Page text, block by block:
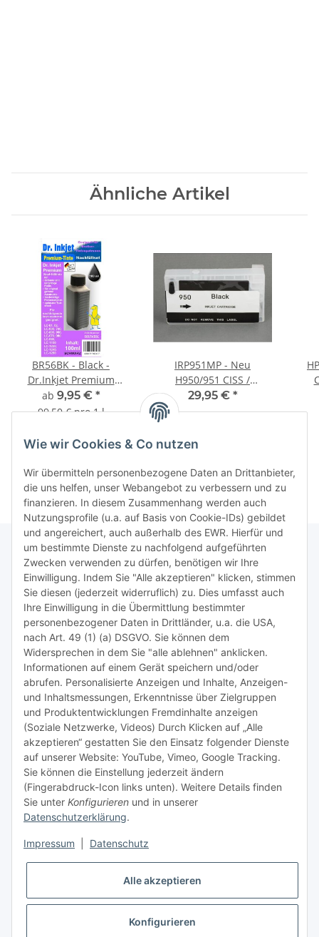
Ähnliche Artikel
BR56BK - Black -
Dr.Inkjet Premium
Druckertinte /
Nachfülltinte für Brother
LC-1280 bis LC-01
ab 9,95 € *
99,50 € pro 1 l
erhältlich.
IRP951MP - Neu
H950/951 CISS /
Easyrefillpatronen Set -
ohne Chips! Es werden
benötigt!
29,95 € *
TiDis Lizenzsystem
Meist besuchte Seiten:
Tipps & Tricks rund um Sublimation
TiDis Videos auf Youtube
Nachfüllpreise für Druckerpatronen
Refillservice Patronen verpacken
TiDis Druckerwerkstatt
TiDis PC & Notebookwerkstatt
TiDis eScooter Werkstatt
GIC (German Ink Company)
Der Refiller (Infoportal)
Wie wir Cookies & Co nutzen
Wir übermitteln personenbezogene Daten an Drittanbieter,
die uns helfen, unser Webangebot zu verbessern und zu
finanzieren. In diesem Zusammenhang werden auch
Nutzungsprofile (u.a. auf Basis von Cookie-IDs) gebildet
und angereichert, auch außerhalb des EWR. Hierfür und
um bestimmte Dienste zu nachfolgend aufgeführten
Zwecken verwenden zu dürfen, benötigen wir Ihre
Einwilligung. Indem Sie "Alle akzeptieren" klicken, stimmen
Sie diesen (jederzeit widerruflich) zu. Dies umfasst auch
Ihre Einwilligung in die Übermittlung bestimmter
personenbezogener Daten in Drittländer, u.a. die USA,
nach Art. 49 (1) (a) DSGVO. Sie können dem
Widersprechen in dem Sie "alle ablehnen" anklicken.
Informationen auf einem Gerät speichern und/oder
abrufen. Personalisierte Anzeigen und Inhalte, Anzeigen-
und Inhaltsmessungen, Erkenntnisse über Zielgruppen
und Produktentwicklungen Fremdinhalte anzeigen
(Soziale Netzwerke, Videos) Durch Klicken auf „Alle
akzeptieren“ gestatten Sie den Einsatz folgender Dienste
auf unserer Website: YouTube, Vimeo, Google Tracking.
Sie können die Einstellung jederzeit ändern
(Fingerabdruck-Icon links unten). Weitere Details finden
Sie unter Konfigurieren und in unserer
Datenschutzerklärung.
Impressum Datenschutz
Alle akzeptieren
Konfigurieren